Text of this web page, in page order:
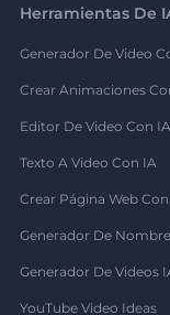
Herramientas De
Generador De Video
Crear Animaciones
Editor De Video Con IA
Texto A Video Con IA
Crear Página Web
Generador De
Generador De Videos
YouTube Video Ideas